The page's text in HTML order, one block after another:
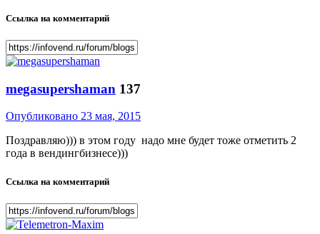
Ссылка на комментарий
megasupershaman 137
Опубликовано 23 мая, 2015
Поздравляю))) в этом году надо мне будет тоже отметить 2
года в вендингбизнесе)))
Ссылка на комментарий